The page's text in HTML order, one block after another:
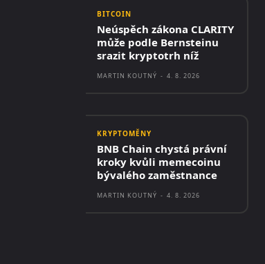
BITCOIN
Neúspěch zákona CLARITY
může podle Bernsteinu
srazit kryptotrh níž
MARTIN KOUTNÝ - 4. 8. 2026
KRYPTOMĚNY
BNB Chain chystá právní
kroky kvůli memecoinu
bývalého zaměstnance
MARTIN KOUTNÝ - 4. 8. 2026